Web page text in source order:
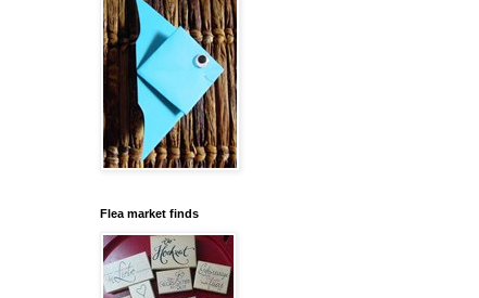
Flea market finds